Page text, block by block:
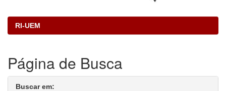
RI-UEM
Página de Busca
Buscar em: